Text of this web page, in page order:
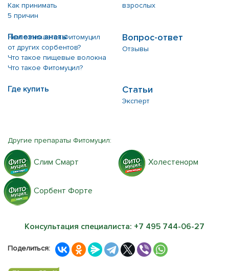
Как принимать
5 причин
взрослых
Полезно знать
Чем отличается Фитомуцил
от других сорбентов?
Что такое пищевые волокна
Что такое Фитомуцил?
Вопрос-ответ
Отзывы
Где купить Статьи
Эксперт
Другие препараты Фитомуцил:
Слим Смарт Холестенорм
Сорбент Форте
Консультация специалиста: +7 495 744-06-27
Поделиться: